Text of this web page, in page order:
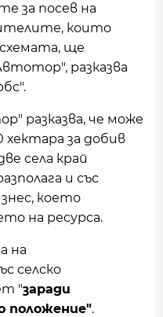
за посев на
които
ще
разказва
разказва, че може
хектара за добив
села край
и със
което
на ресурса.
на
селско
"заради
положение".